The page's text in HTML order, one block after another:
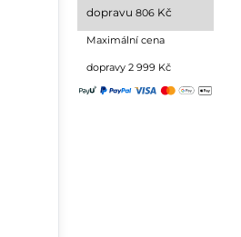
dopravu 806Kč
Maximální cena
dopravy 2 999 Kč